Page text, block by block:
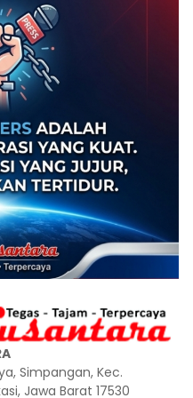
Simpangan, Kec.
Jawa Barat 17530